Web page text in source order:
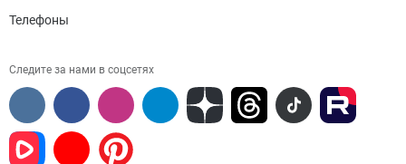
Телефоны
Следите за нами в соцсетях